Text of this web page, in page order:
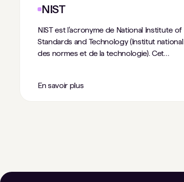
NIST
NIST est l'acronyme de National Institute of
Standards and Technology (Institut national
des normes et de la technologie). Cet
maintenir les normes de mesure. Le NIST est
responsable de l'élaboration et de la
En savoir plus